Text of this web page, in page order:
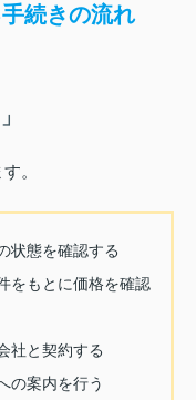
続きの流れ
。
状態を確認する
をもとに価格を確認
社と契約する
の案内を行う